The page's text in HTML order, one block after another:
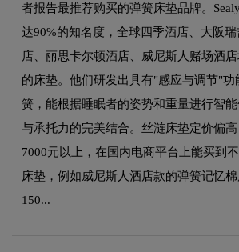
者报告最推荐购买的弹簧床垫品牌。
达90%的知名度，全球四季酒店、大阪
店、丽思卡尔顿酒店、威尼斯人赌场酒
的床垫。他们研发出具有"感应与调节"
簧，能根据睡眠者的姿势和重量进行智
与承托力的完美结合。丝涟床垫定价偏
7000元以上，在国内电商平台上能买到
床垫，例如威尼斯人酒店款的弹簧记忆
150...